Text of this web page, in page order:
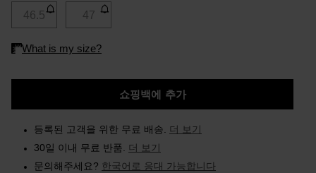
46.5 47
쇼핑백에 추가
등록된 고객을 위한 무료 배송. 더 보기
30일 이내 무료 반품. 더 보기
문의해주세요? 한국어로 응대 가능합니다